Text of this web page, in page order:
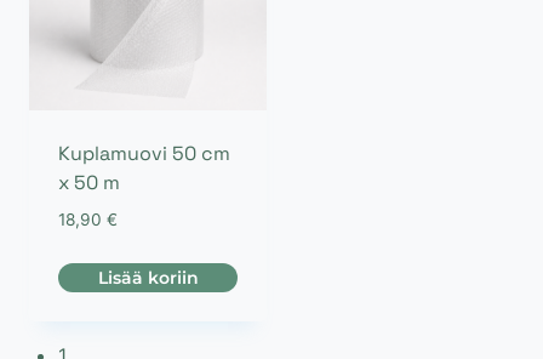
Kuplamuovi 50 cm
x 50 m
18,90 €
Lisää koriin